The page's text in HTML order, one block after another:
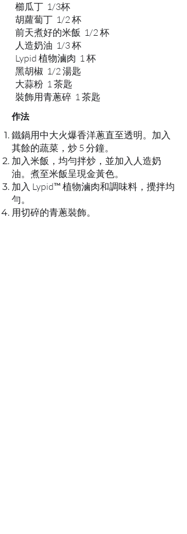
櫛瓜丁 1/3杯
胡蘿蔔丁 1/2 杯
前天煮好的米飯 1/2 杯
人造奶油 1/3 杯
Lypid 植物滷肉 1 杯
黑胡椒 1/2 湯匙
大蒜粉 1 茶匙
裝飾用青蔥碎 1 茶匙
作法
鐵鍋用中大火爆香洋蔥直至透明。加入
其餘的蔬菜，炒 5 分鐘。
加入米飯，均勻拌炒，並加入人造奶
油。煮至米飯呈現金黃色。
加入 Lypid™ 植物滷肉和調味料，攪拌均
勻。
用切碎的青蔥裝飾。